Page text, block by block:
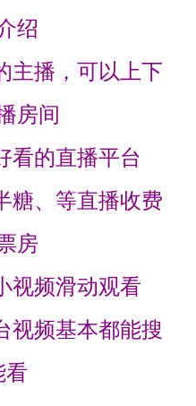
绍
主播，可以上下
房间
看的直播平台
糖、等直播收费
房
视频滑动观看
视频基本都能搜
看